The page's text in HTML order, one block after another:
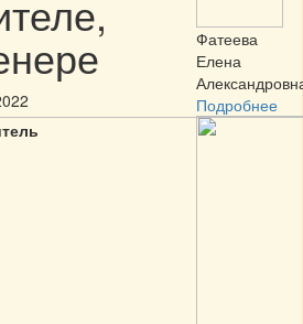
Фатеева
Елена
Подробнее